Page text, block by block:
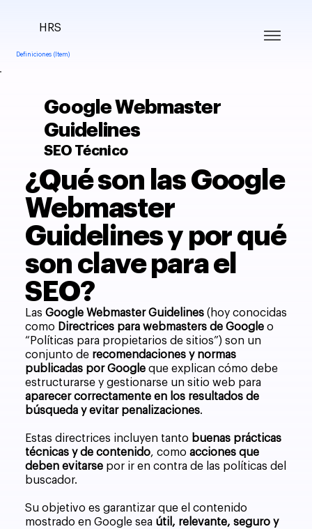
Definiciones (Item)
HRS
Google Webmaster
Guidelines
SEO Técnico
¿Qué son las Google
Webmaster
Guidelines y por qué
son clave para el
SEO?
LasGoogle Webmaster Guidelines (hoy conocidas
como Directrices para webmasters de Google o
“Políticas para propietarios de sitios”) son un
conjunto de recomendaciones y normas
publicadas por Google que explican cómo debe
estructurarse y gestionarse un sitio web para
aparecer correctamente en los resultados de
búsqueda y evitar penalizaciones.
Estas directrices incluyen tanto buenas prácticas
técnicas y de contenido, comoacciones que
deben evitarse por ir en contra de las políticas del
buscador.
Su objetivo es garantizar que el contenido
mostrado en Google sea útil, relevante, seguro y